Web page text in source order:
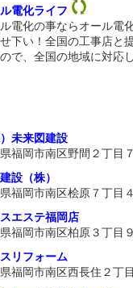
電化ライフ
電化の事ならオール電
下い！全国の工事店と
で、全国の地域に対応
）未来図建設
福岡市南区野間２丁目
設（株）
福岡市南区桧原７丁目
エステ福岡店
福岡市南区柏原３丁目
リフォーム
福岡市南区西長住２丁